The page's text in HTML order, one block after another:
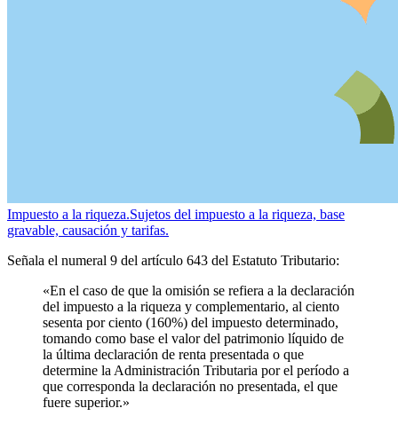
Impuesto a la riqueza.Sujetos del impuesto a la riqueza, base
gravable, causación y tarifas.
Señala el numeral 9 del artículo 643 del Estatuto Tributario:
«En el caso de que la omisión se refiera a la declaración
del impuesto a la riqueza y complementario, al ciento
sesenta por ciento (160%) del impuesto determinado,
tomando como base el valor del patrimonio líquido de
la última declaración de renta presentada o que
determine la Administración Tributaria por el período a
que corresponda la declaración no presentada, el que
fuere superior.»